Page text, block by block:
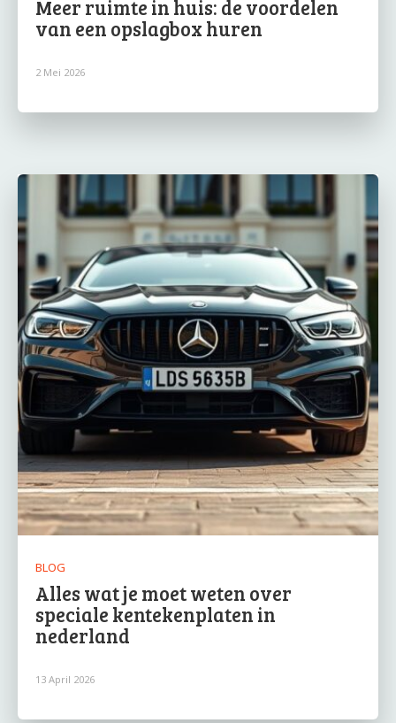
Meer ruimte in huis: de voordelen
van een opslagbox huren
2 Mei 2026
BLOG
Alles wat je moet weten over
speciale kentekenplaten in
nederland
13 April 2026